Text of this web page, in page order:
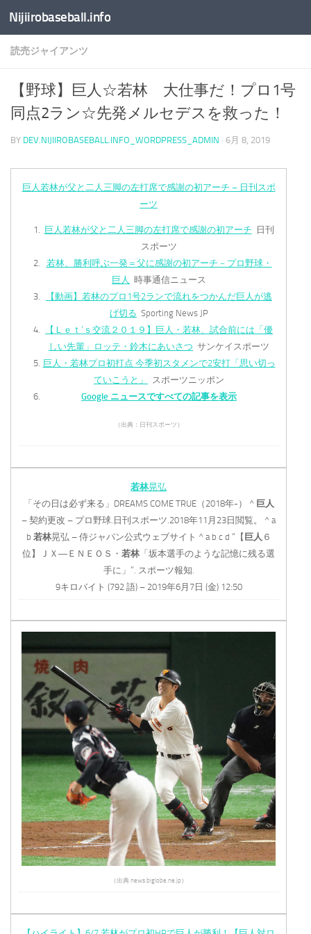
コンテンツへスキップ
Nijiirobaseball.info
読売ジャイアンツ
【野球】巨人☆若林 大仕事だ！プロ1号
同点2ラン☆先発メルセデスを救った！
BY DEV.NIJIIROBASEBALL.INFO_WORDPRESS_ADMIN · 6月 8, 2019
巨人若林が父と二人三脚の左打席で感謝の初アーチ – 日刊スポ
ーツ
巨人若林が父と二人三脚の左打席で感謝の初アーチ
日刊
スポーツ
若林、勝利呼ぶ一発＝父に感謝の初アーチ－プロ野球・
巨人 時事通信ニュース
【動画】若林のプロ1号2ランで流れをつかんだ巨人が逃
げ切る Sporting News JP
【Ｌｅｔ’ｓ交流２０１９】巨人・若林、試合前には「優
しい先輩」ロッテ・鈴木にあいさつ サンケイスポーツ
巨人・若林プロ初打点 今季初スタメンで2安打「思い切っ
ていこうと」
スポーツニッポン
Google ニュースですべての記事を表示
（出典：日刊スポーツ）
若林晃弘
「その日は必ず来る」DREAMS COME TRUE（2018年-） ^ 巨人
– 契約更改 – プロ野球.日刊スポーツ.2018年11月23日閲覧。 ^ a
b 若林晃弘 – 侍ジャパン公式ウェブサイト ^ a b c d “【 巨人 ６
位】ＪＸ―ＥＮＥＯＳ・ 若林 「坂本選手のような記憶に残る選
手に」”. スポーツ報知.
9キロバイト (792 語) – 2019年6月7日 (金) 12:50
（出典 news.biglobe.ne.jp）